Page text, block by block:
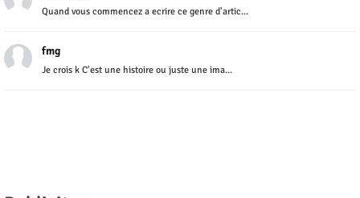
Quand vous commencez a ecrire ce genre d'artic...
fmg
Je crois k C'est une histoire ou juste une ima...